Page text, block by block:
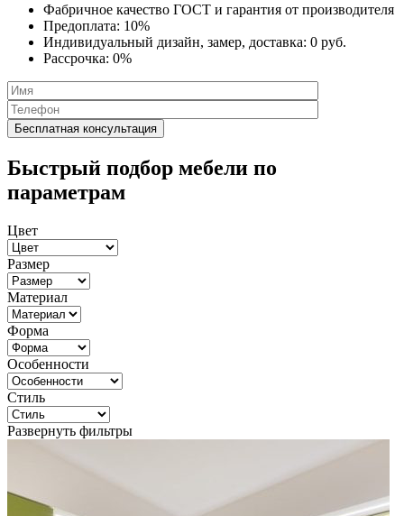
Фабричное качество ГОСТ и гарантия от производителя
Предоплата: 10%
Индивидуальный дизайн, замер, доставка: 0 руб.
Рассрочка: 0%
Быстрый подбор мебели по
параметрам
Цвет
Размер
Материал
Форма
Особенности
Стиль
Развернуть фильтры